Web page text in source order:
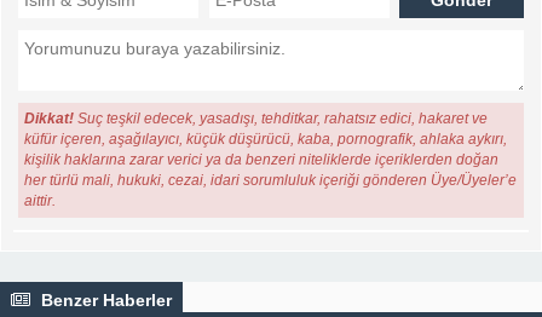
Dikkat! Suç teşkil edecek, yasadışı, tehditkar, rahatsız edici, hakaret ve
küfür içeren, aşağılayıcı, küçük düşürücü, kaba, pornografik, ahlaka aykırı,
kişilik haklarına zarar verici ya da benzeri niteliklerde içeriklerden doğan
her türlü mali, hukuki, cezai, idari sorumluluk içeriği gönderen Üye/Üyeler’e
aittir.
Benzer Haberler